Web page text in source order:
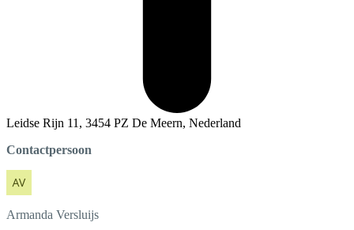
Leidse Rijn 11, 3454 PZ De Meern, Nederland
Contactpersoon
Armanda Versluijs